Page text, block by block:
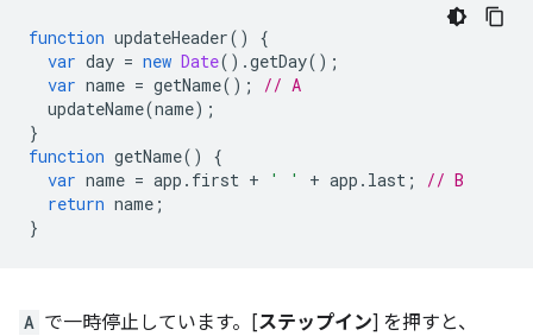
function updateHeader()
{
var day = new Date().getDay();
var name = getName();
// A
updateName(name);
}
function getName()
{
var name = app . first + ' ' + app . last ;
// B
return name ;
}
A で一時停止しています。[ステップイン] を押すと、